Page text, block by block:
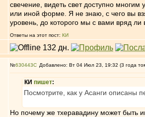
свечение, видеть свет доступно
или иной форме. Я не знаю, с чего вы
уровень, до которого мы с вами вряд
Ответы на этот пост: КИ
№630443 Добавлено: Вт 04 Июл 23, 19:32 (3 года
КИ пишет:
Посмотрите, как у Асанги описаны
Но почему же тхеравадину может быть